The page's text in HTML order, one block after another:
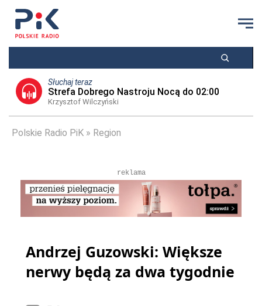
Słuchaj teraz
Strefa Dobrego Nastroju Nocą do 02:00
Krzysztof Wilczyński
Polskie Radio PiK Region
reklama
Andrzej Guzowski: Większe
nerwy będą za dwa tygodnie